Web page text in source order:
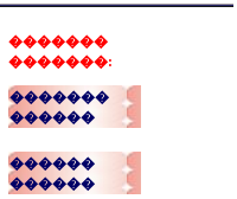
�������
�������:
�������
������
������
������